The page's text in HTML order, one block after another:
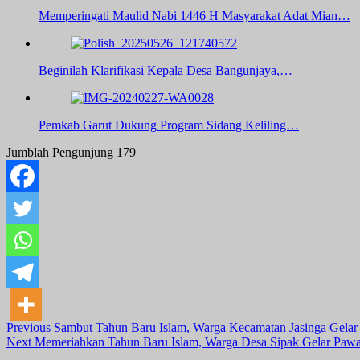
Memperingati Maulid Nabi 1446 H Masyarakat Adat Mian…
Beginilah Klarifikasi Kepala Desa Bangunjaya,…
Pemkab Garut Dukung Program Sidang Keliling…
Jumblah Pengunjung 179
Post
Navigation
Previous Sambut Tahun Baru Islam, Warga Kecamatan Jasinga
Next Memeriahkan Tahun Baru Islam, Warga Desa Sipak Gelar